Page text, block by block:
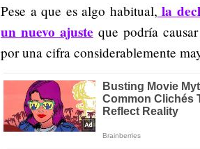
Pese a que es algo habitual, la
un nuevo ajuste que podría
por una cifra considerablemente